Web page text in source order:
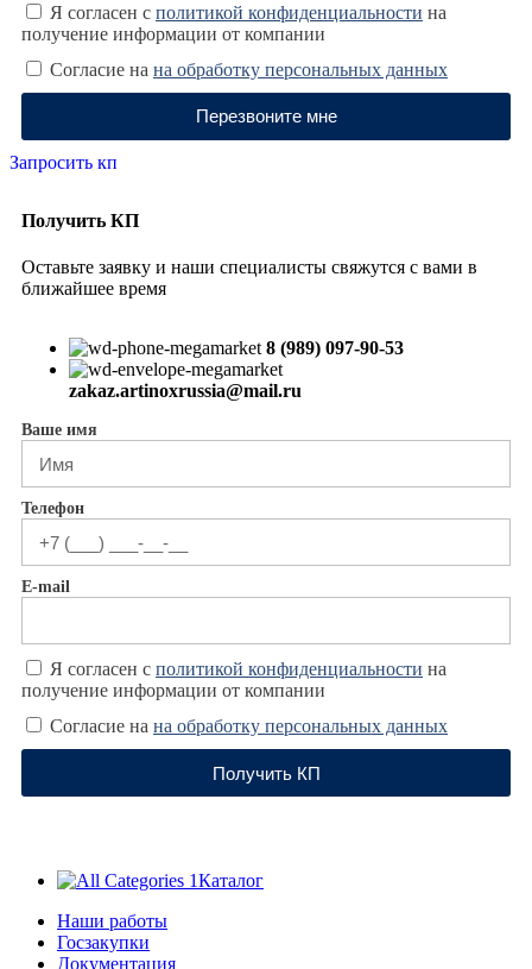
Я согласен с политикой конфиденциальности на
получение информации от компании
Согласие на на обработку персональных данных
Перезвоните мне
Запросить кп
Получить КП
Оставьте заявку и наши специалисты свяжутся с вами в
ближайшее время
8 (989) 097-90-53
zakaz.artinoxrussia@mail.ru
Ваше имя
Телефон
E-mail
Я согласен с политикой конфиденциальности на
получение информации от компании
Согласие на на обработку персональных данных
Получить КП
Каталог
Наши работы
Госзакупки
Документация